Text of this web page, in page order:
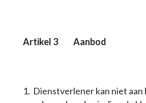
Artikel 3 Aanbod
Dienstverlener kan niet aan